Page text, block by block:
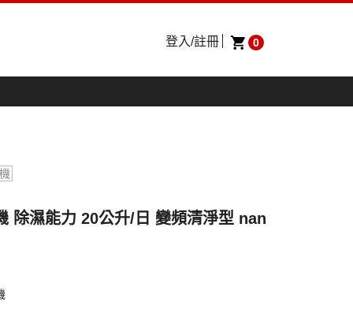
0
登入/註冊
除濕能力 20公升/日 變頻清淨型 nan